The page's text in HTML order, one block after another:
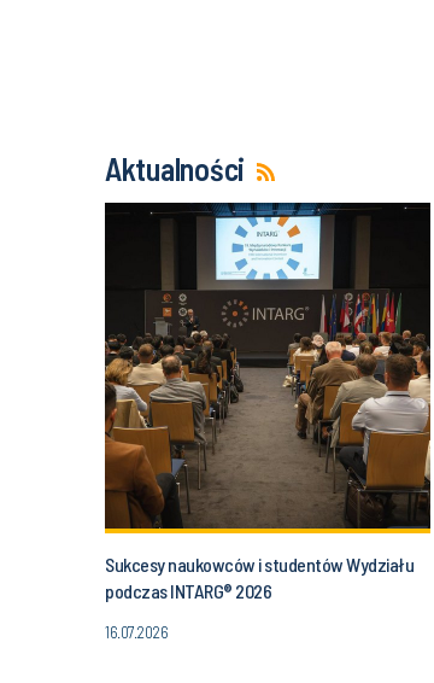
Aktualności
Sukcesy naukowców i studentów Wydziału
podczas INTARG® 2026
16.07.2026